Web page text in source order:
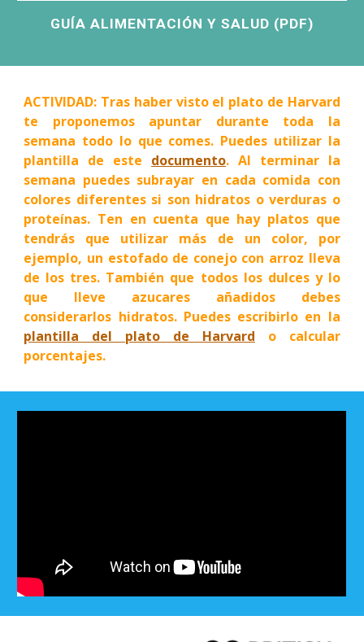
GUÍA ALIMENTACIÓN Y SALUD (PDF)
ACTIVIDAD: Tras haber visto el plato de Harvard
te proponemos apuntar durante toda la
semana todo lo que comes. Puedes utilizar la
plantilla de este documento. Al terminar la
semana puedes subrayar en cada comida con
colores diferentes si son hidratos o verduras o
proteínas. Ten en cuenta que hay platos que
tendrás que utilizar más de un color, por
ejemplo, un estofado de conejo con arroz lleva
de los tres. También que todos los dulces y lo
que lleve azucares añadidos debes
considerarlos hidratos. Puedes escribirlo en la
plantilla del plato de Harvard o calcular
porcentajes.